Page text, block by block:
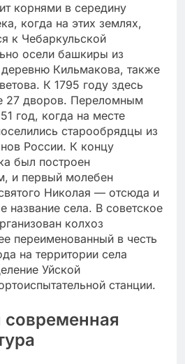
корнями в середину
когда на этих землях,
к Чебаркульской
осели башкиры из
Кильмакова, также
К 1795 году здесь
27 дворов. Переломным
год, когда на месте
старообрядцы из
России. К концу
был построен
и первый молебен
Николая — отсюда и
название села. В советское
колхоз
переименованный в честь
на территории села
Уйской
станции.
современная